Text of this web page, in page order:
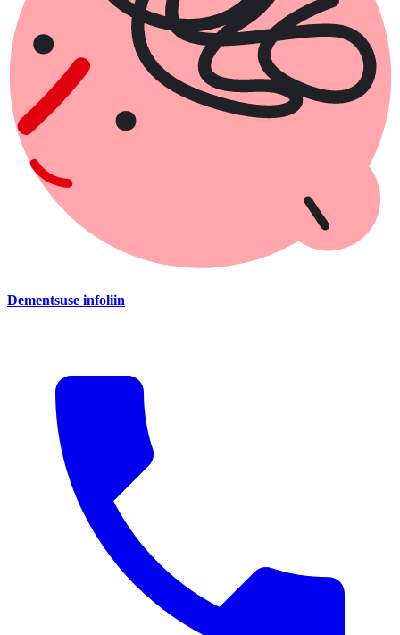
Dementsuse infoliin